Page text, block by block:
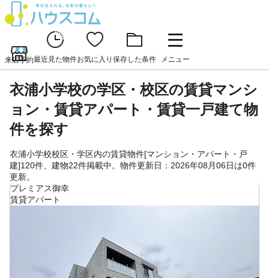
来店予約最近見た物件お気に入り 保存した条件 メニュー
衣浦小学校の学区・校区の賃貸マンシ
ョン・賃貸アパート・賃貸一戸建て物
件を探す
衣浦小学校校区・学区内の賃貸物件[マンション・アパート・戸
建]120件、建物22件掲載中。物件更新日：2026年08月06日は0件
更新。
プレミアス御幸
賃貸アパート